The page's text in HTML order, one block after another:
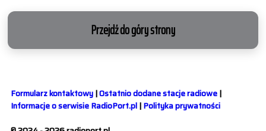
Przejdź do góry strony
Formularz kontaktowy|Ostatnio dodane stacje radiowe|
Informacje o serwisie RadioPort.pl|Polityka prywatności